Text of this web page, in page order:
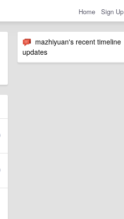
Home Sign Up
mazhiyuan's recent timeline
updates